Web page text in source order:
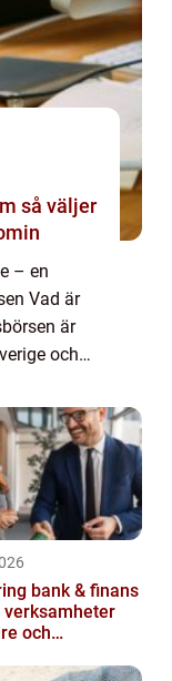
– en
Vad är
är
och
bank & finans
och